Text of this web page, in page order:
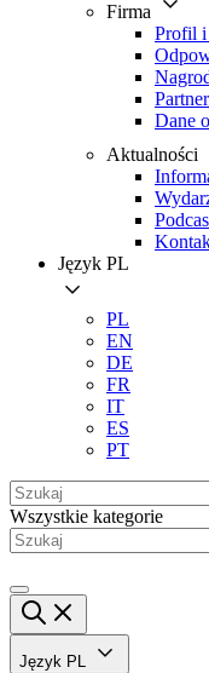
Firma
Profil i
Dane
Aktualności
Język PL
PL
EN
DE
FR
IT
ES
PT
Wszystkie kategorie
Język PL